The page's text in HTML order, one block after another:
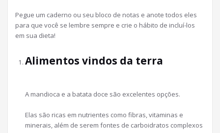
Pegue um caderno ou seu bloco de notas e anote todos eles
para que você se lembre sempre e crie o hábito de incluí-los
em sua dieta!
Alimentos vindos da terra
A mandioca e a batata doce são excelentes opções.
Elas são ricas em nutrientes como fibras, vitaminas e
minerais, além de serem fontes de carboidratos complexos